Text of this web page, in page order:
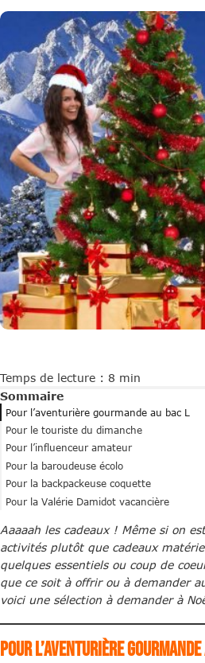
Temps de lecture : 8 min
Sommaire
Pour l’aventurière gourmande au bac L
Pour le touriste du dimanche
Pour l’influenceur amateur
Pour la baroudeuse écolo
Pour la backpackeuse coquette
Pour la Valérie Damidot vacancière
Aaaaah les cadeaux ! Même si on
activités plutôt que cadeaux
quelques essentiels ou coup de
que ce soit à offrir ou à demander
voici une sélection à demander à
Pour l’aventurière gourmande